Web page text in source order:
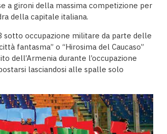
a gironi della massima competizione per
della capitale italiana.
sotto occupazione militare da parte delle
fantasma” o “Hirosima del Caucaso”
dell’Armenia durante l’occupazione
lasciandosi alle spalle solo